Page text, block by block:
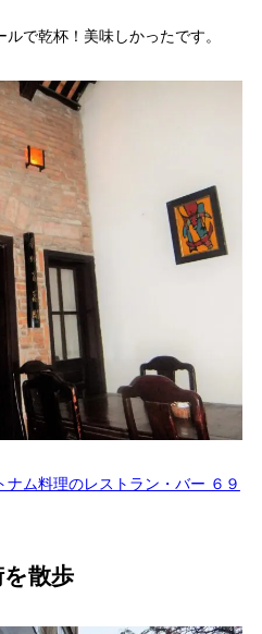
で乾杯！美味しかったです。
ナム料理のレストラン・バー ６９
散歩